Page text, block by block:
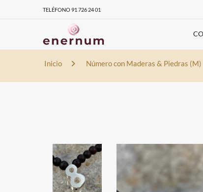
TELÉFONO 91 726 24 01
Inicio Número con Maderas & Piedras (M)